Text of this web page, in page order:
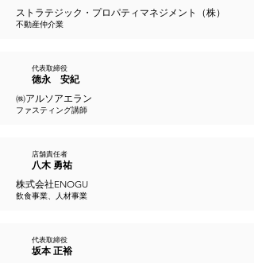
ストラテジック・プロパティマネジメント（株）
不動産仲介業
代表取締役
徳永 安紀
㈱アルソアエラン
​ファスティング講師
店舗責任者
八木 勇祐
株式会社ENOGU
飲食事業、人材事業
代表取締役
坂本 正裕